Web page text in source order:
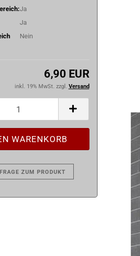
Ja
Ja
Nein
6,90 EUR
inkl. 19% MwSt. zzgl. Versand
FRAGE ZUM PRODUKT